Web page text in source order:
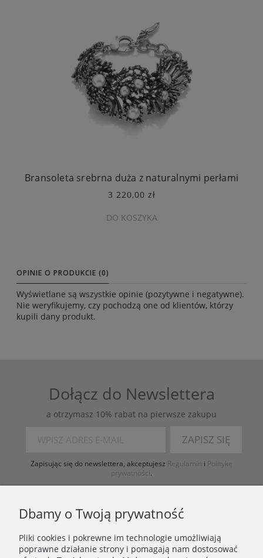
Bransoleta srebrna duża z naturalnymi perłami
3 220,00 zł
DO KOSZYKA
OPINIE O PRODUKCIE (0)
Wyświetlane są wszystkie opinie (pozytywne i negatywne).
Nie weryfikujemy, czy pochodzą one od klientów, którzy
kupili dany produkt.
Dołącz do Newslettera
a otrzymasz 10% rabat na pierwsze zakupu
ZAPISZ SIĘ
Zapisując się do newslettera, akceptujesz Regulamin i Politykę
prywatności.
Dbamy o Twoją prywatność
Pliki cookies i pokrewne im technologie umożliwiają
poprawne działanie strony i pomagają nam dostosować